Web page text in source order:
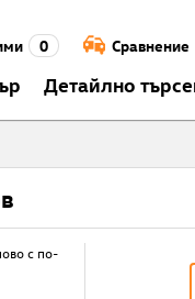
0 Сравнение
Детайлно
с по-